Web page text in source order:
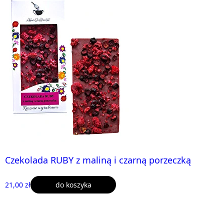
Czekolada RUBY z maliną i czarną porzeczką
21,00 zł do koszyka